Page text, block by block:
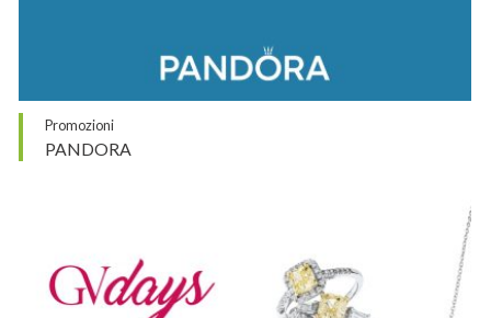
Promozioni
PANDORA